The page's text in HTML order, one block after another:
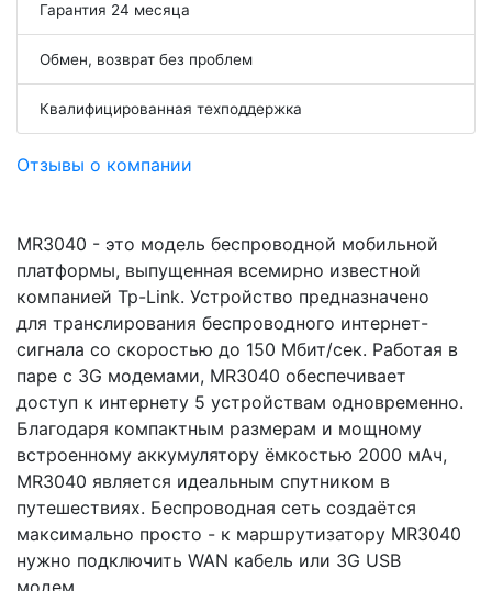
Гарантия 24 месяца
Обмен, возврат без проблем
Квалифицированная техподдержка
Отзывы о компании
MR3040 - это модель беспроводной мобильной
платформы, выпущенная всемирно известной
компанией Tp-Link. Устройство предназначено
для транслирования беспроводного интернет-
сигнала со скоростью до 150 Мбит/сек. Работая в
паре с 3G модемами, MR3040 обеспечивает
доступ к интернету 5 устройствам одновременно.
Благодаря компактным размерам и мощному
встроенному аккумулятору ёмкостью 2000 мАч,
MR3040 является идеальным спутником в
путешествиях. Беспроводная сеть создаётся
максимально просто - к маршрутизатору MR3040
нужно подключить WAN кабель или 3G USB
модем.